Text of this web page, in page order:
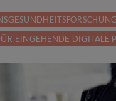
EINGEHENDE DIGITALE